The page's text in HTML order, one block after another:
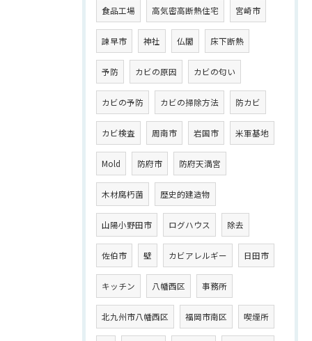
食品工場 高気密高断熱住宅 宮崎市
諫早市 神社 仏閣 床下断熱
予防 カビの原因 カビの匂い
カビの予防 カビの掃除方法 防カビ
カビ検査 周南市 岩国市 米軍基地
Mold 防府市 防府天満宮
木材腐朽菌 歴史的建造物
山陽小野田市 ログハウス 除去
佐伯市 壁 カビアレルギー 日田市
キッチン 八幡西区 事務所
北九州市八幡西区 福岡市南区 喫煙所